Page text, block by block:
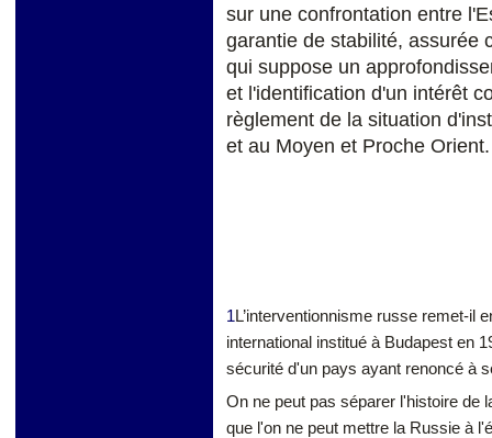
sur une confrontation entre
garantie de stabilité, assurée
qui suppose un
et l'identification d'un intérêt
règlement de la situation
et au Moyen et Proche Orient.
1 L’interventionnisme russe remet-il
international institué à Budapest en
sécurité d'un pays ayant renoncé à
On ne peut pas séparer l'histoire de
que l'on ne peut mettre la Russie à